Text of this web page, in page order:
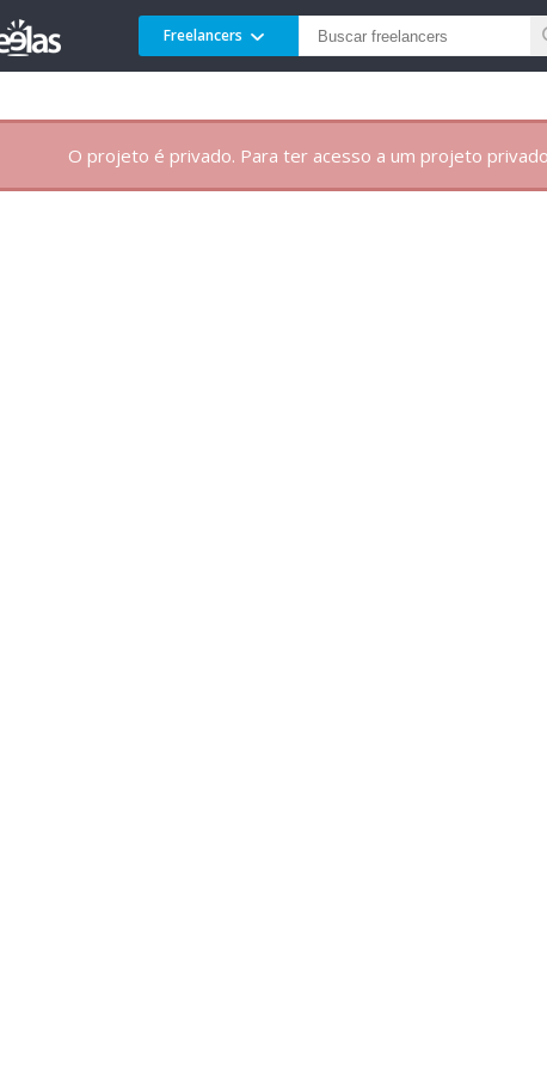
Freelancers
O projeto é privado. Para ter acesso a um projeto